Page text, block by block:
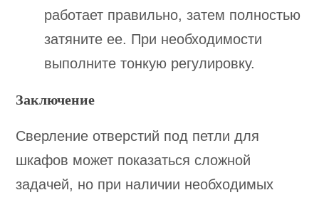
работает правильно, затем полностью
затяните ее. При необходимости
выполните тонкую регулировку.
Заключение
Сверление отверстий под петли для
шкафов может показаться сложной
задачей, но при наличии необходимых